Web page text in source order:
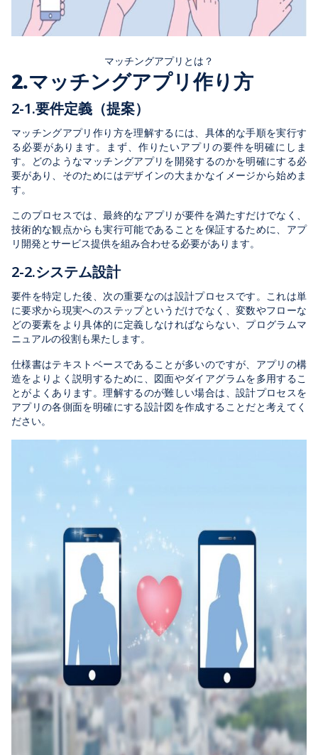
マッチングアプリとは？
2.マッチングアプリ作り方
2-1.要件定義（提案）
マッチングアプリ作り方を理解するには、具体的な手順を実行す
る必要があります。まず、作りたいアプリの要件を明確にしま
す。どのようなマッチングアプリを開発するのかを明確にする必
要があり、そのためにはデザインの大まかなイメージから始めま
す。
このプロセスでは、最終的なアプリが要件を満たすだけでなく、
技術的な観点からも実行可能であることを保証するために、アプ
リ開発とサービス提供を組み合わせる必要があります。
2-2.システム設計
要件を特定した後、次の重要なのは設計プロセスです。これは単
に要求から現実へのステップというだけでなく、変数やフローな
どの要素をより具体的に定義しなければならない、プログラムマ
ニュアルの役割も果たします。
仕様書はテキストベースであることが多いのですが、アプリの構
造をよりよく説明するために、図面やダイアグラムを多用するこ
とがよくあります。理解するのが難しい場合は、設計プロセスを
アプリの各側面を明確にする設計図を作成することだと考えてく
ださい。